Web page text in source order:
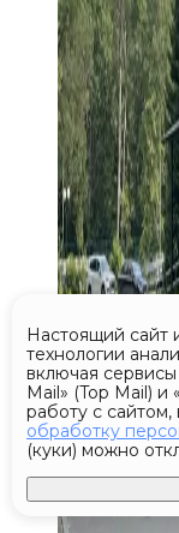
Настоящий сайт
технологии
включая
Mail» (Top Mail)
работу с сайтом,
обработку
(куки) можно